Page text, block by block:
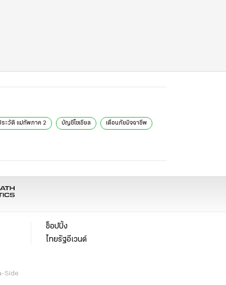
ระวัติ แม่ทัพภาค 2 บัญชีโซเชียล เตือนภัยมิจฉาชีพ
Side
ช็อปปิ้ง
ไทยรัฐอีเวนต์